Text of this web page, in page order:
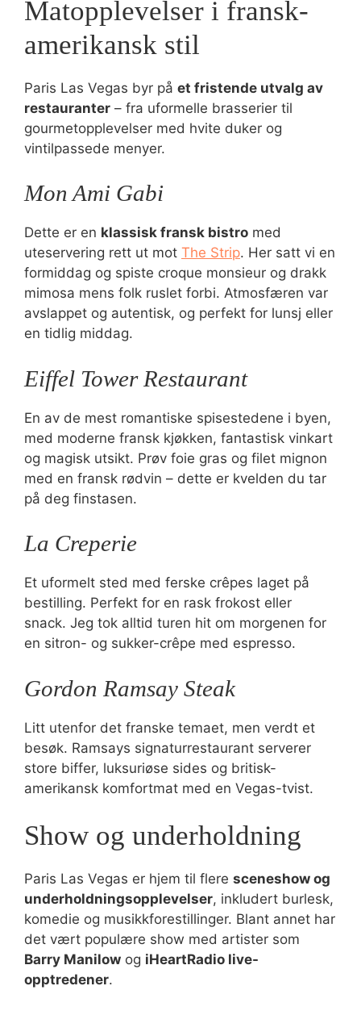
Matopplevelser i fransk-
amerikansk stil
Paris Las Vegas byr på et fristende utvalg av
restauranter – fra uformelle brasserier til
gourmetopplevelser med hvite duker og
vintilpassede menyer.
Mon Ami Gabi
Dette er en klassisk fransk bistro med
uteservering rett ut mot The Strip. Her satt vi en
formiddag og spiste croque monsieur og drakk
mimosa mens folk ruslet forbi. Atmosfæren var
avslappet og autentisk, og perfekt for lunsj eller
en tidlig middag.
Eiffel Tower Restaurant
En av de mest romantiske spisestedene i byen,
med moderne fransk kjøkken, fantastisk vinkart
og magisk utsikt. Prøv foie gras og filet mignon
med en fransk rødvin – dette er kvelden du tar
på deg finstasen.
La Creperie
Et uformelt sted med ferske crêpes laget på
bestilling. Perfekt for en rask frokost eller
snack. Jeg tok alltid turen hit om morgenen for
en sitron- og sukker-crêpe med espresso.
Gordon Ramsay Steak
Litt utenfor det franske temaet, men verdt et
besøk. Ramsays signaturrestaurant serverer
store biffer, luksuriøse sides og britisk-
amerikansk komfortmat med en Vegas-tvist.
Show og underholdning
Paris Las Vegas er hjem til flere sceneshow og
underholdningsopplevelser, inkludert burlesk,
komedie og musikkforestillinger. Blant annet har
det vært populære show med artister som
Barry Manilow og iHeartRadio live-
opptredener.